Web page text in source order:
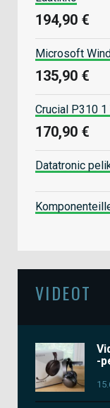
194,90 €
Microsoft
135,90 €
Crucial P310
170,90 €
Datatronic
VIDEOT
-